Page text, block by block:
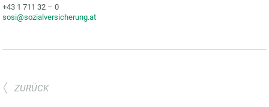
+43 1 711 32 – 0
sosi@sozialversicherung.at
ZURÜCK